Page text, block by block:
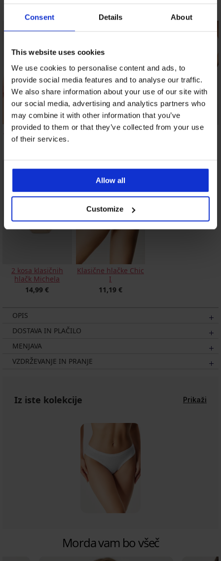
Consent Details About
This website uses cookies
We use cookies to personalise content and ads, to
provide social media features and to analyse our traffic.
We also share information about your use of our site with
our social media, advertising and analytics partners who
may combine it with other information that you’ve
provided to them or that they’ve collected from your use
of their services.
Allow all
Customize
Klasične višje hlačke
Helena
Klasične hlačke Jane
Klasične hlačke
2 kosa klasičnih
hlačk Michela
14,99 €
Klasične hlačke Chic
I
11,19 €
OPIS
DOSTAVA IN PLAČILO
MENJAVA
VZDRŽEVANJE IN PRANJE
Iz iste kolekcije Prikaži
Morda vam bo všeč